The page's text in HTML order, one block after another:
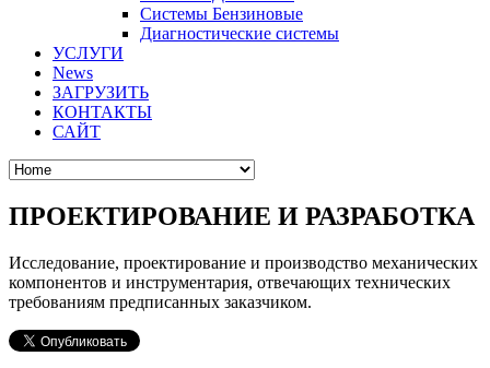
Системы Бензиновые
Диагностические системы
УСЛУГИ
News
ЗАГРУЗИТЬ
КОНТАКТЫ
САЙТ
ПРОЕКТИРОВАНИЕ И РАЗРАБОТКА
Исследование, проектирование и производство механических
компонентов и инструментария, отвечающих технических
требованиям предписанных заказчиком.